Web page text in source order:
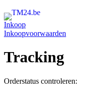
Inkoop
Inkoopvoorwaarden
Tracking
Orderstatus controleren: